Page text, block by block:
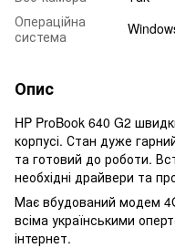
Операційна
система
Опис
HP ProBook 640 G2
корпусі. Стан дуже
та готовий до роботи.
необхідні драйвери та
Має вбудований модем
всіма українськими
інтернет.